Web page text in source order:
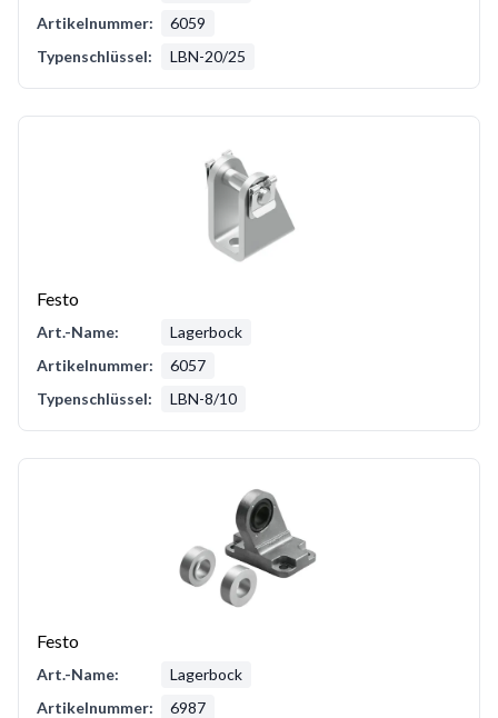
Artikelnummer:
6059
Typenschlüssel:
LBN-20/25
Festo
Art.-Name:
Lagerbock
Artikelnummer:
6057
Typenschlüssel:
LBN-8/10
Festo
Art.-Name:
Lagerbock
Artikelnummer:
6987